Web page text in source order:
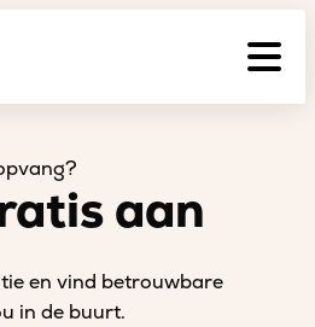
aan
en vind betrouwbare
in de buurt.